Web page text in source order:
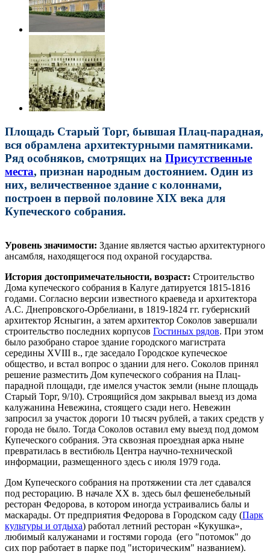
Площадь Старый Торг, бывшая Плац-парадная,
вся обрамлена архитектурными памятниками.
Ряд особняков, смотрящих на Присутственные
места, признан народным достоянием. Один из
них, величественное здание с колоннами,
построен в первой половине XIX века для
Купеческого собрания.
Уровень значимости: Здание является частью архитектурного
ансамбля, находящегося под охраной государства.
История достопримечательности, возраст: Строительство
Дома купеческого собрания в Калуге датируется 1815-1816
годами. Согласно версии известного краеведа и архитектора
А.С. Днепровского-Орбелиани, в 1819-1824 гг. губернский
архитектор Ясныгин, а затем архитектор Соколов завершали
строительство последних корпусов Гостиных рядов. При этом
было разобрано старое здание городского магистрата
середины XVIII в., где заседало Городское купеческое
общество, и встал вопрос о здании для него. Соколов принял
решение разместить Дом купеческого собрания на Плац-
парадной площади, где имелся участок земли (ныне площадь
Старый Торг, 9/10). Строящийся дом закрывал выезд из дома
калужанина Невежина, стоящего сзади него. Невежин
запросил за участок дороги 10 тысяч рублей, а таких средств у
города не было. Тогда Соколов оставил ему выезд под домом
Купеческого собрания. Эта сквозная проездная арка ныне
превратилась в вестибюль Центра научно-технической
информации, размещенного здесь с июля 1979 года.
Дом Купеческого собрания на протяжении ста лет сдавался
под ресторацию. В начале XX в. здесь был фешенебельный
ресторан Федорова, в котором иногда устраивались балы и
маскарады. От предприятия Федорова в Городском саду (Парк
культуры и отдыха) работал летний ресторан «Кукушка»,
любимый калужанами и гостями города (его "потомок" до
сих пор работает в парке под "историческим" названием).